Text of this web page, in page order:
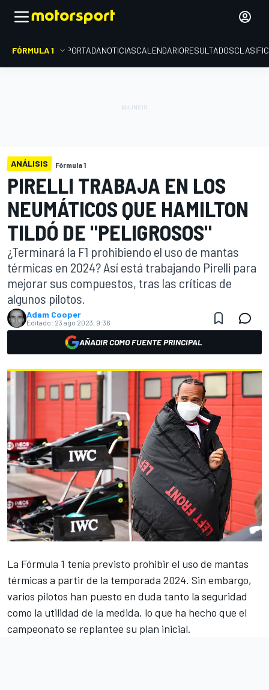
FÓRMULA 1 PORTADANOTICIASCALENDARIORESULTADOS
ANÁLISIS Fórmula 1
PIRELLI TRABAJA EN LOS
NEUMÁTICOS QUE HAMILTON
TILDÓ DE "PELIGROSOS"
¿Terminará la F1 prohibiendo el uso de mantas
térmicas en 2024? Así está trabajando Pirelli para
mejorar sus compuestos, tras las críticas de
algunos pilotos.
Adam Cooper
Editado: 23 ago 2023, 9:36
AÑADIR COMO FUENTE PRINCIPAL
La Fórmula 1 tenía previsto prohibir el uso de mantas
térmicas a partir de la temporada 2024. Sin embargo,
varios pilotos han puesto en duda tanto la seguridad
como la utilidad de la medida, lo que ha hecho que el
campeonato se replantee su plan inicial.